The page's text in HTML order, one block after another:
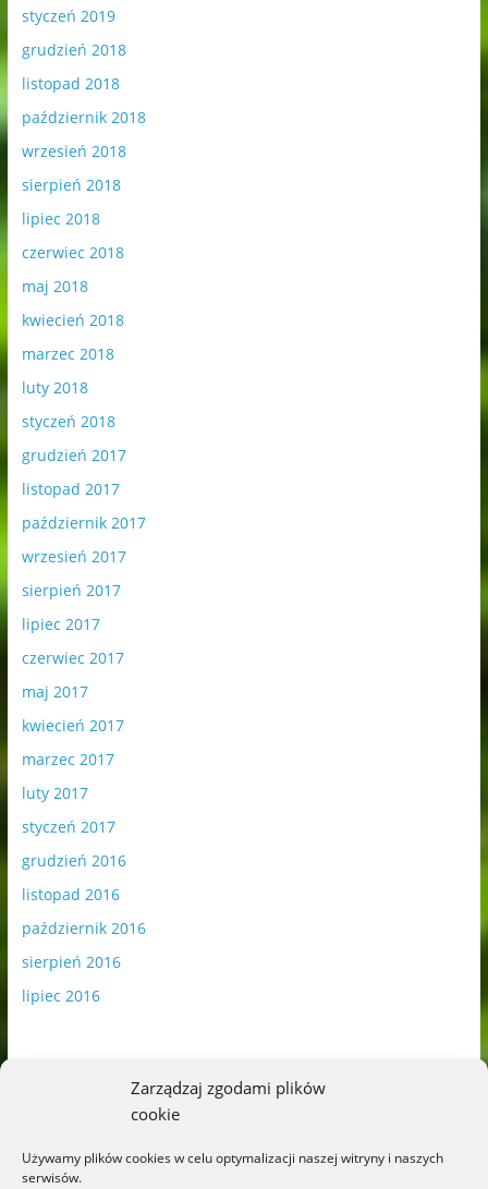
Zarządzaj zgodami plików
cookie
Używamy plików cookies w celu optymalizacji naszej witryny i naszych
serwisów.
styczeń 2019
grudzień 2018
listopad 2018
październik 2018
wrzesień 2018
sierpień 2018
lipiec 2018
czerwiec 2018
maj 2018
kwiecień 2018
marzec 2018
luty 2018
styczeń 2018
grudzień 2017
listopad 2017
październik 2017
wrzesień 2017
sierpień 2017
lipiec 2017
czerwiec 2017
maj 2017
kwiecień 2017
marzec 2017
luty 2017
styczeń 2017
grudzień 2016
listopad 2016
październik 2016
sierpień 2016
lipiec 2016